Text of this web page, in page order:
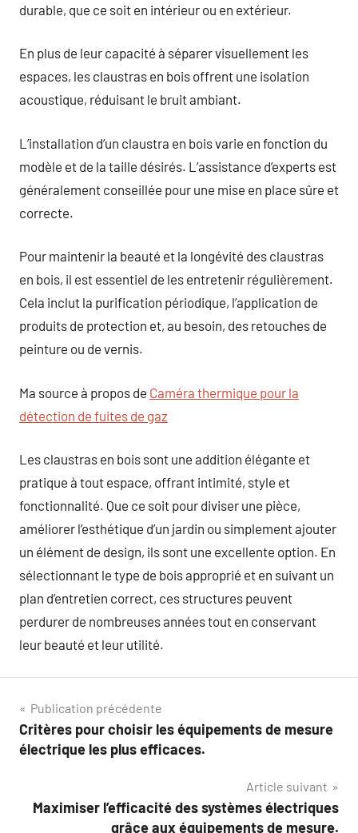
durable, que ce soit en intérieur ou en extérieur.
En plus de leur capacité à séparer visuellement les
espaces, les claustras en bois offrent une isolation
acoustique, réduisant le bruit ambiant.
L’installation d’un claustra en bois varie en fonction du
modèle et de la taille désirés. L’assistance d’experts est
généralement conseillée pour une mise en place sûre et
correcte.
Pour maintenir la beauté et la longévité des claustras
en bois, il est essentiel de les entretenir régulièrement.
Cela inclut la purification périodique, l’application de
produits de protection et, au besoin, des retouches de
peinture ou de vernis.
Ma source à propos de Caméra thermique pour la
détection de fuites de gaz
Les claustras en bois sont une addition élégante et
pratique à tout espace, offrant intimité, style et
fonctionnalité. Que ce soit pour diviser une pièce,
améliorer l’esthétique d’un jardin ou simplement ajouter
un élément de design, ils sont une excellente option. En
sélectionnant le type de bois approprié et en suivant un
plan d’entretien correct, ces structures peuvent
perdurer de nombreuses années tout en conservant
leur beauté et leur utilité.
Navigation
de
Publication précédente
Critères pour choisir les équipements de mesure
électrique les plus efficaces.
Article suivant
Maximiser l’efficacité des systèmes électriques
grâce aux équipements de mesure.